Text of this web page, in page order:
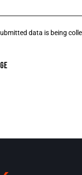
data is being